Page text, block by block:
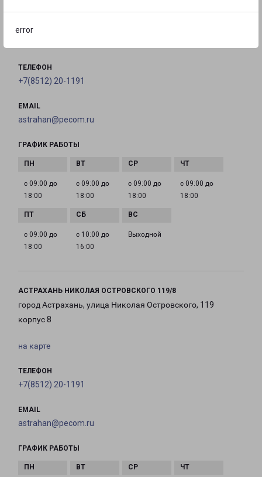
error
ТЕЛЕФОН
+7(8512) 20-1191
EMAIL
astrahan@pecom.ru
ГРАФИК РАБОТЫ
с 09:00 до
18:00
с 09:00 до
18:00
с 09:00 до
18:00
с 09:00 до
18:00
с 09:00 до
18:00
с 10:00 до
16:00
Выходной
АСТРАХАНЬ НИКОЛАЯ ОСТРОВСКОГО 119/8
город Астрахань, улица Николая Островского, 119
корпус 8
на карте
ТЕЛЕФОН
+7(8512) 20-1191
EMAIL
astrahan@pecom.ru
ГРАФИК РАБОТЫ